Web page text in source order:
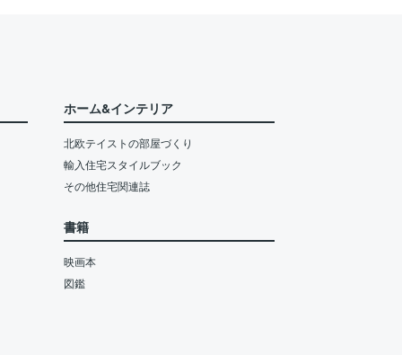
ホーム&インテリア
北欧テイストの部屋づくり
輸入住宅スタイルブック
その他住宅関連誌
書籍
映画本
図鑑